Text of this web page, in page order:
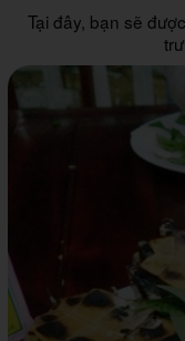
Tại đây, bạn sẽ